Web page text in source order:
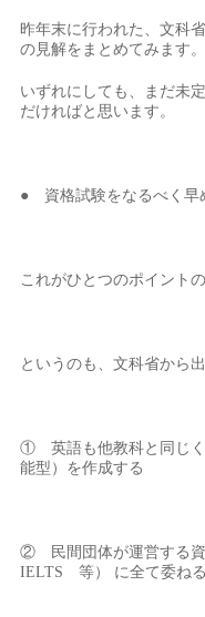
昨年末に行われた、文科
の見解をまとめてみます。
いずれにしても、まだ未
だければと思います。
● 資格試験をなるべく早
これがひとつのポイント
というのも、文科省から
① 英語も他教科と同じく
能型）を作成する
② 民間団体が運営する資
IELTS 等） に全て委ねる